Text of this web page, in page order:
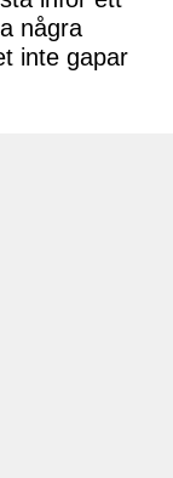
några
inte gapar